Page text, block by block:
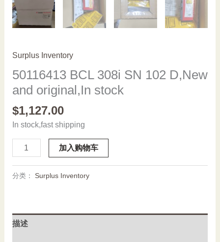
Surplus Inventory
50116413 BCL 308i SN 102 D,New
and original,In stock
$1,127.00
In stock,fast shipping
50116413
BCL
SN
and
加入购物车
分类： Surplus Inventory
描述